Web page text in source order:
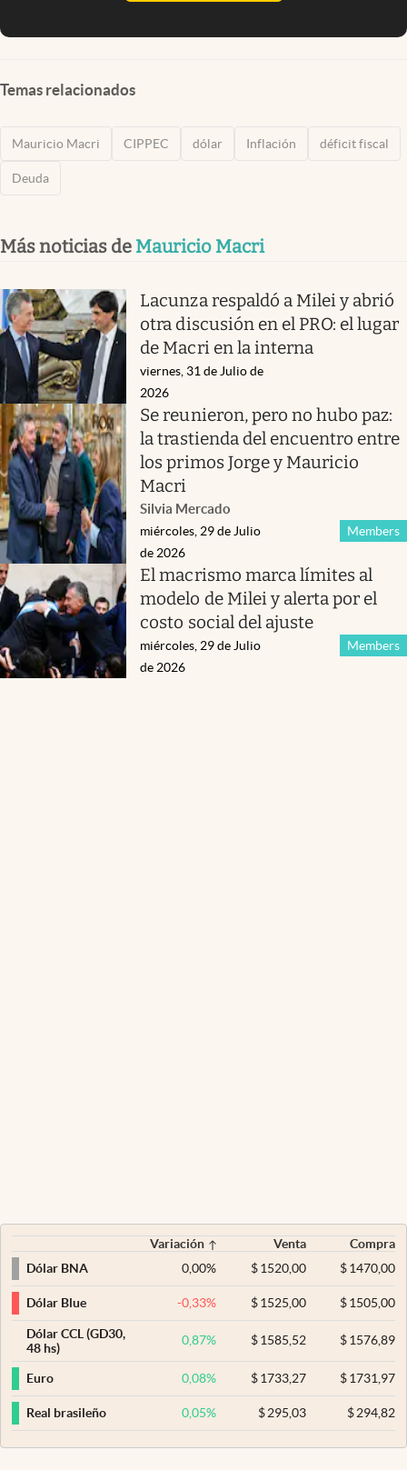
Temas relacionados
Mauricio Macri CIPPEC dólar Inflación déficit fiscal
Deuda
Más noticias de Mauricio Macri
Lacunza respaldó a Milei y abrió
otra discusión en el PRO: el lugar
de Macri en la interna
viernes, 31 de Julio de
2026
Se reunieron, pero no hubo paz:
la trastienda del encuentro entre
los primos Jorge y Mauricio
Macri
Silvia Mercado
Members
miércoles, 29 de Julio
de 2026
El macrismo marca límites al
modelo de Milei y alerta por el
costo social del ajuste
Members
miércoles, 29 de Julio
de 2026
Variación Venta
Compra
Dólar BNA
0,00% $ 1520,00 $1470,00
Dólar Blue -0,33% $ 1525,00 $1505,00
Dólar CCL (GD30,
48 hs)
0,87% $ 1585,52 $1576,89
Euro 0,08% $ 1733,27 $1731,97
Real brasileño 0,05% $ 295,03 $294,82